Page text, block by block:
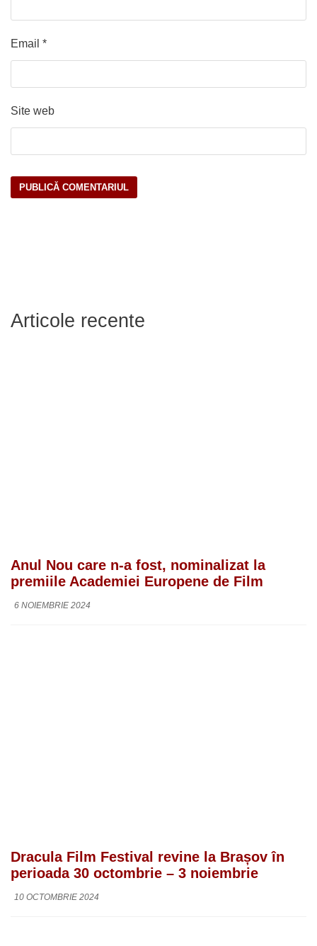
Email *
Site web
Articole recente
Anul Nou care n-a fost, nominalizat la
premiile Academiei Europene de Film
6 NOIEMBRIE 2024
Dracula Film Festival revine la Brașov în
perioada 30 octombrie – 3 noiembrie
10 OCTOMBRIE 2024